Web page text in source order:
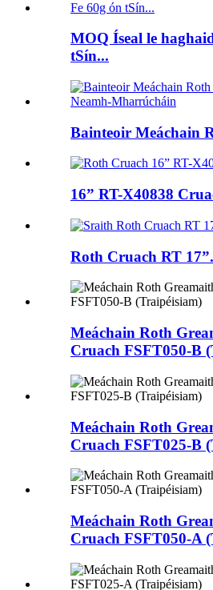
MOQ Íseal le
tSín...
Bainteoir Meáchain
16” RT-X40838
Roth Cruach RT
Meáchain Roth
Cruach FSFT050-B
Meáchain Roth
Cruach FSFT025-B
Meáchain Roth
Cruach FSFT050-A